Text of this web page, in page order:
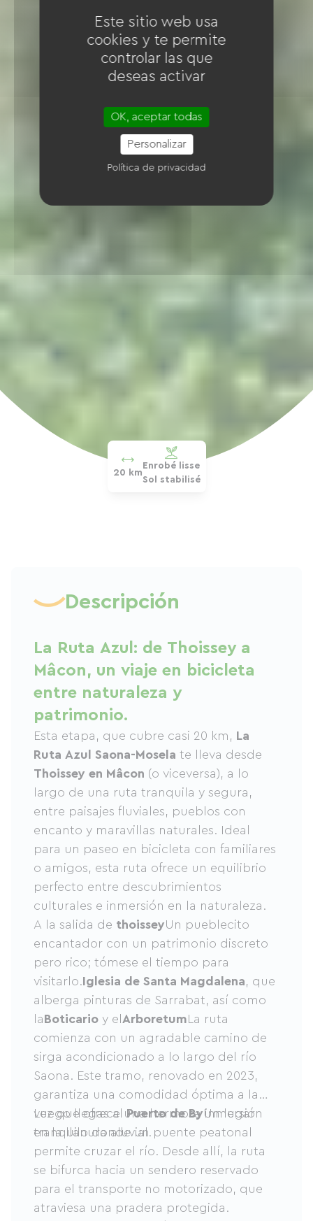
20 km
Enrobé lisse
Sol stabilisé
Descripción
La Ruta Azul: de Thoissey a
Mâcon, un viaje en bicicleta
entre naturaleza y
patrimonio.
Esta etapa, que cubre casi 20 km, La
Ruta Azul Saona-Mosela te lleva desde
Thoissey en Mâcon (o viceversa), a lo
largo de una ruta tranquila y segura,
entre paisajes fluviales, pueblos con
encanto y maravillas naturales. Ideal
para un paseo en bicicleta con familiares
o amigos, esta ruta ofrece un equilibrio
perfecto entre descubrimientos
culturales e inmersión en la naturaleza.
A la salida de thoisseyUn pueblecito
encantador con un patrimonio discreto
pero rico; tómese el tiempo para
visitarlo. Iglesia de Santa Magdalena , que
alberga pinturas de Sarrabat, así como
laBoticario y el ArboretumLa ruta
comienza con un agradable camino de
sirga acondicionado a lo largo del río
Saona. Este tramo, renovado en 2023,
garantiza una comodidad óptima a la
vez que ofrece una hermosa inmersión
en la llanura aluvial.
Luego llegas alPuerto de ByUn lugar
tranquilo donde un puente peatonal
permite cruzar el río. Desde allí, la ruta
se bifurca hacia un sendero reservado
para el transporte no motorizado, que
atraviesa una pradera protegida.
Este sitio web usa
cookies y te permite
controlar las que
deseas activar
OK, aceptar todas
Personalizar
Política de privacidad